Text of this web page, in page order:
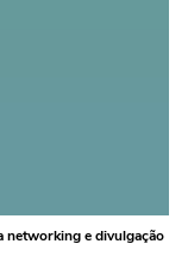
networking e divulgação